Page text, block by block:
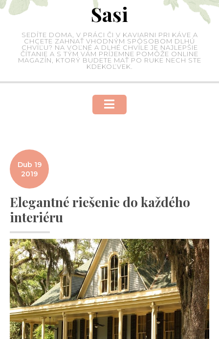
Skip
Sasi
SEDÍTE DOMA, V PRÁCI ČI V KAVIARNI PRI KÁVE A
CHCETE ZAHNAŤ VHODNÝM SPÔSOBOM DLHÚ
CHVÍĽU? NA VOĽNÉ A DLHÉ CHVÍLE JE NAJLEPŠIE
ČÍTANIE A S TÝM VÁM PRÍJEMNE POMÔŽE ONLINE
MAGAZÍN, KTORÝ BUDETE MAŤ PO RUKE NECH STE
KDEKOĽVEK.
Dub 19
2019
Elegantné riešenie do každého
interiéru